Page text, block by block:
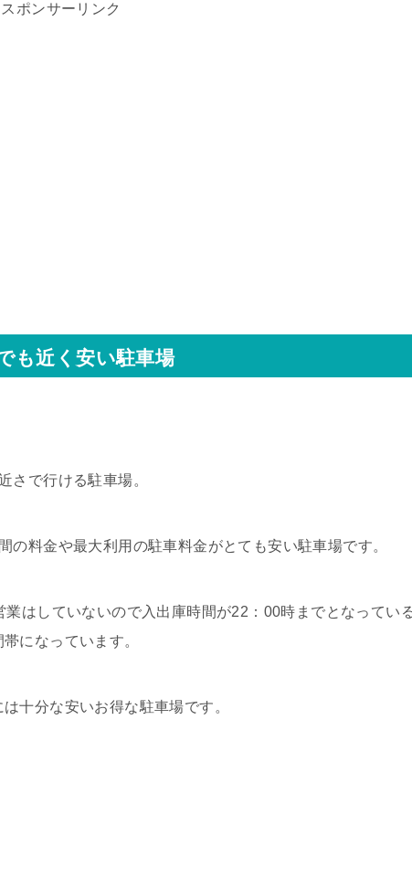
スポンサーリンク
も近く安い駐車場
さで行ける駐車場。
の料金や最大利用の駐車料金がとても安い駐車場です。
はしていないので入出庫時間が22：00時までとなってい
になっています。
十分な安いお得な駐車場です。